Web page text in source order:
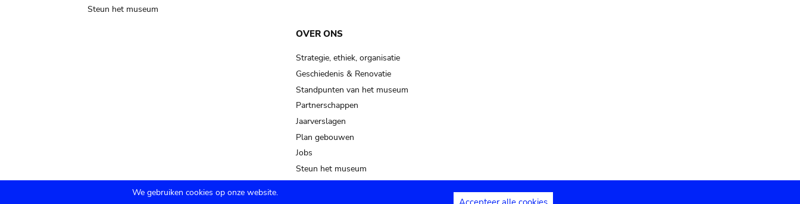
Steun het museum
OVER ONS
Strategie, ethiek, organisatie
Geschiedenis & Renovatie
Standpunten van het museum
Partnerschappen
Jaarverslagen
Plan gebouwen
Jobs
Steun het museum
We gebruiken cookies op onze website.